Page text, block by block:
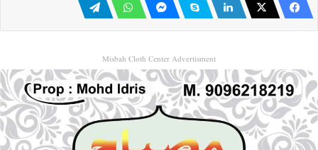
Misbah Cloth Center Advertisment